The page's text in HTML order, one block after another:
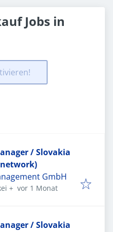
Jobs in
/ Slovakia
GmbH
+ Veröffentlicht
vor 1 Monat
/ Slovakia